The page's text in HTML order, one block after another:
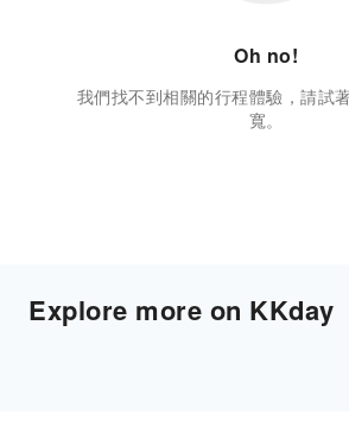
Oh no!
我們找不到相關的行程體驗，請試
寬。
Explore more on KKday